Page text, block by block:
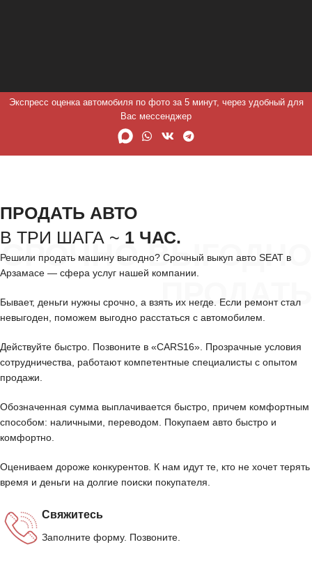
Экспресс оценка автомобиля по фото за 5 минут, через удобный для
Вас мессенджер
СРОЧНО ВЫГОДНО
ПРОДАТЬ
ПРОДАТЬ АВТО
В ТРИ ШАГА ~ 1 ЧАС.
Решили продать машину выгодно? Срочный выкуп авто SEAT в
Арзамасе — сфера услуг нашей компании.
Бывает, деньги нужны срочно, а взять их негде. Если ремонт стал
невыгоден, поможем выгодно расстаться с автомобилем.
Действуйте быстро. Позвоните в «CARS16». Прозрачные условия
сотрудничества, работают компетентные специалисты с опытом
продажи.
Обозначенная сумма выплачивается быстро, причем комфортным
способом: наличными, переводом. Покупаем авто быстро и
комфортно.
Оцениваем дороже конкурентов. К нам идут те, кто не хочет терять
время и деньги на долгие поиски покупателя.
Свяжитесь
Заполните форму. Позвоните.